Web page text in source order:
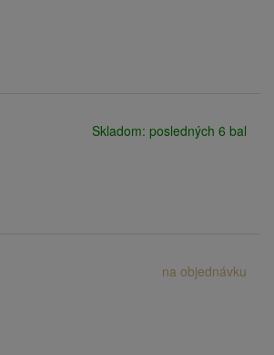
Skladom: posledných 6 bal
na objednávku